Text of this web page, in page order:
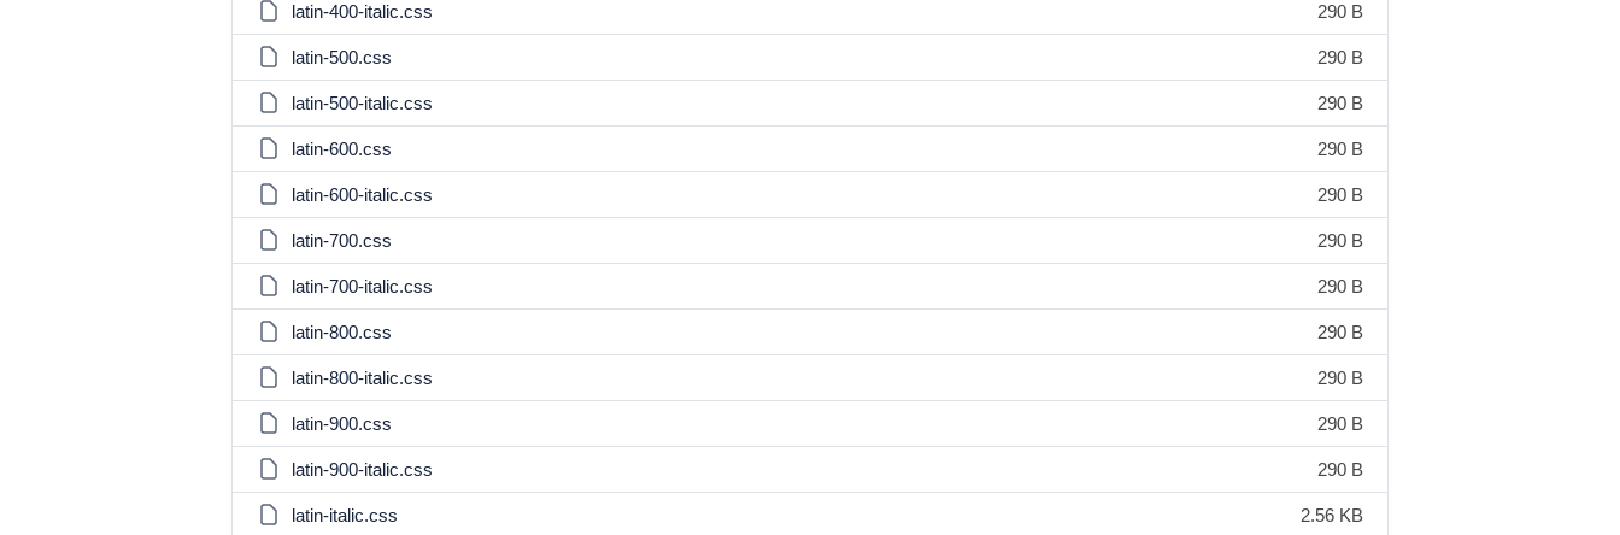
latin-400-italic.css 290 B
latin-500.css 290 B
latin-500-italic.css 290 B
latin-600.css 290 B
latin-600-italic.css 290 B
latin-700.css 290 B
latin-700-italic.css 290 B
latin-800.css 290 B
latin-800-italic.css 290 B
latin-900.css 290 B
latin-900-italic.css 290 B
latin-italic.css 2.56 KB